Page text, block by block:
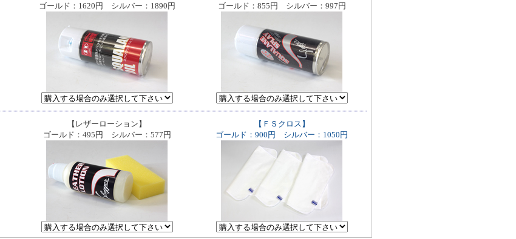
ゴールド：1620円 シルバー：1890円
ゴールド：855円 シルバー：997円
【レザーローション】
ゴールド：495円 シルバー：577円
【ＦＳクロス】
ゴールド：900円 シルバー：1050円